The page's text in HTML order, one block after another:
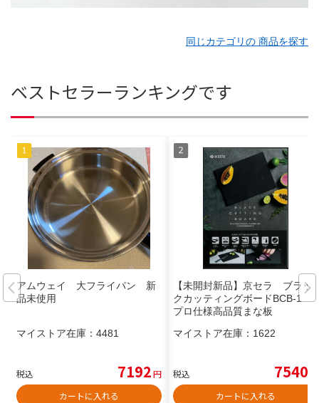
同じカテゴリの 商品を探す
ベストセラーランキングです
アムウェイ 大フライパン 新
品未使用
マイストア在庫： 4481
税込 7192円
カートに入れる
【未開封新品】京セラ ブラッ
クカッティングボードBCB-1
プロ仕様高品質まな板
マイストア在庫： 1622
税込 7540
カートに入れる